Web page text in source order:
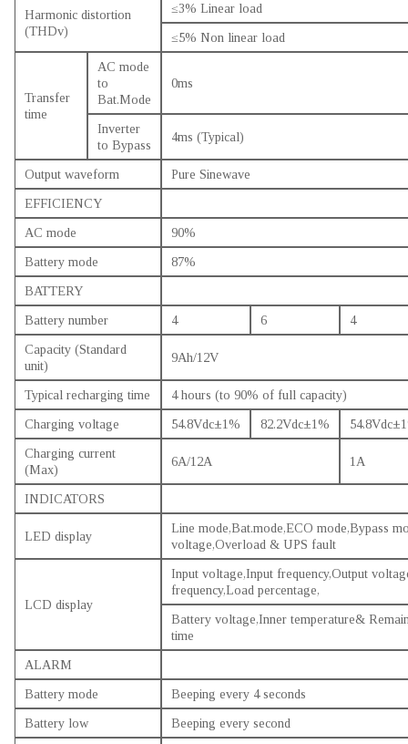
Harmonic distortion
(THDv)
≤3% Linear load
≤5% Non linear load
Transfer
time
AC mode
to
Bat.Mode
0ms
Inverter
to Bypass
4ms (Typical)
Output waveform
Pure Sinewave
EFFICIENCY
AC mode
90%
Battery mode
87%
BATTERY
Battery number
4 6
4
Capacity (Standard
unit)
9Ah/12V
Typical recharging time
4 hours (to 90% of full capacity)
Charging voltage
54.8Vdc±1% 82.2Vdc±1%
Charging current
(Max)
6A/12A 1A
INDICATORS
LED display
Line mode,Bat.mode,ECO mode,Bypass
voltage,Overload & UPS fault
LCD display
Input voltage,Input frequency,Output
frequency,Load percentage,
Battery voltage,Inner temperature&
time
ALARM
Battery mode
Beeping every 4 seconds
Battery low
Beeping every second